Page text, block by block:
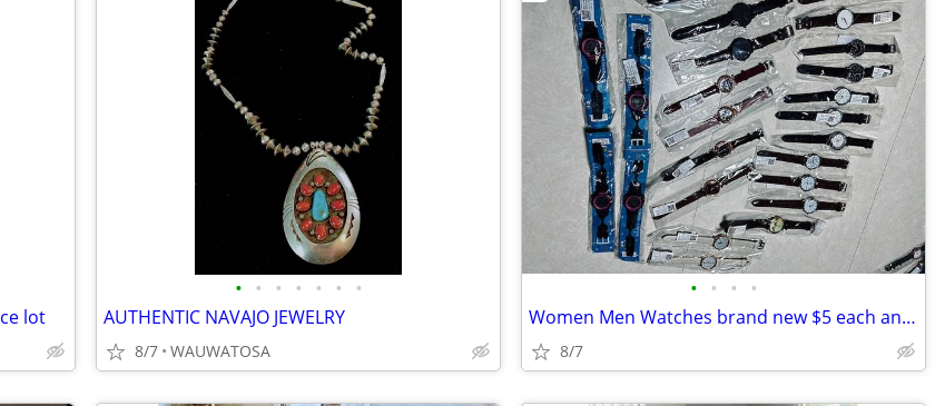
lot
• • • • • • •
AUTHENTIC NAVAJO JEWELRY
8/7 WAUWATOSA
• • • •
Women Men Watches brand new $5 each analog and digital
8/7